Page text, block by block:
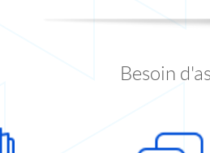
Besoin